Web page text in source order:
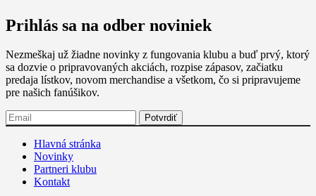
Prihlás sa na odber noviniek
Nezmeškaj už žiadne novinky z fungovania klubu a buď prvý, ktorý
sa dozvie o pripravovaných akciách, rozpise zápasov, začiatku
predaja lístkov, novom merchandise a všetkom, čo si pripravujeme
pre našich fanúšikov.
Hlavná stránka
Novinky
Partneri klubu
Kontakt